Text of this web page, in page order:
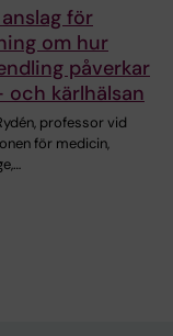
för
om hur
påverkar
kärlhälsan
professor vid
för medicin,